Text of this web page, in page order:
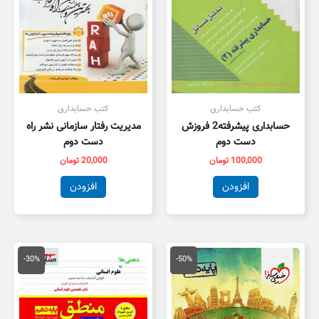
کتب حسابداری
حسابداری پیشرفته2 فروزش
دست دوم
100,000 تومان
افزودن
کتب حسابداری
مدیریت رفتار سازمانی نشر راه
دست دوم
20,000تومان
افزودن
-50%
قیمت
اصلی
50,000 تومان
بود.
قیمت
فعلی
25,000 تومان
است.
-30%
20,000 تومان
بود.
قیمت
فعلی